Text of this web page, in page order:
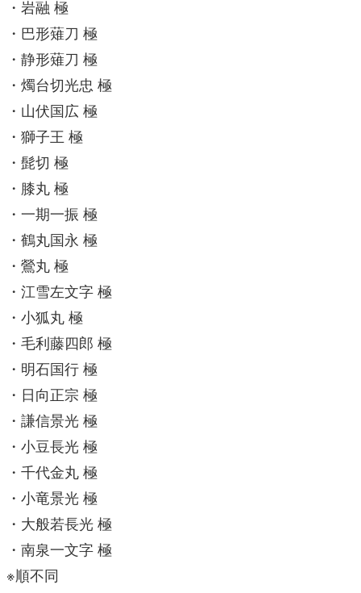
・岩融 極
・巴形薙刀 極
・静形薙刀 極
・燭台切光忠 極
・山伏国広 極
・獅子王 極
・髭切 極
・膝丸 極
・一期一振 極
・鶴丸国永 極
・鶯丸 極
・江雪左文字 極
・小狐丸 極
・毛利藤四郎 極
・明石国行 極
・日向正宗 極
・謙信景光 極
・小豆長光 極
・千代金丸 極
・小竜景光 極
・大般若長光 極
・南泉一文字 極
※順不同